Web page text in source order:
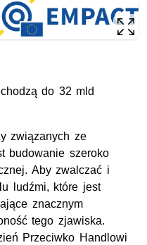
do 32 mld
związanych ze
budowanie szeroko
Aby zwalczać i
ludźmi, które jest
znacznym
tego zjawiska.
Przeciwko Handlowi